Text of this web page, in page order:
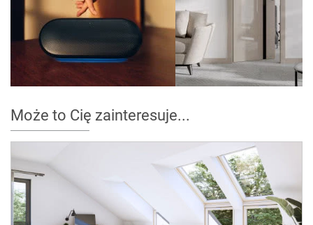
Może to Cię zainteresuje...